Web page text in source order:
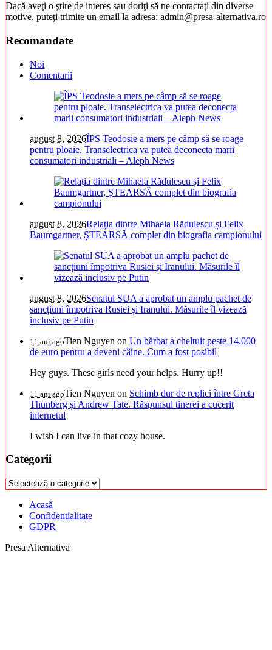
Dacă aveţi o ştire de interes sau doriţi să ne contactaţi din diverse
motive, puteţi trimite un email la adresa: admin@presa-alternativa.ro
Recomandate
Noi
Comentarii
august 8, 2026ÎPS Teodosie a mers pe câmp să se roage
pentru ploaie. Transelectrica va putea deconecta marii
consumatori industriali – Aleph News
august 8, 2026Relația dintre Mihaela Rădulescu și Felix
Baumgartner, ȘTEARSĂ complet din biografia campionului
august 8, 2026Senatul SUA a aprobat un amplu pachet de
sancțiuni împotriva Rusiei și Iranului. Măsurile îl vizează
inclusiv pe Putin
11 ani agoTien Nguyen on Un bărbat a cheltuit peste 14.000
de euro pentru a deveni câine. Cum a fost posibil
Hey guys. These girls need your helps. Hurry up!!
11 ani agoTien Nguyen on Schimb dur de replici între Greta
Thunberg și Andrew Tate. Răspunsul tinerei a cucerit
internetul
I wish I can live in that cozy house.
Categorii
Categorii
Acasă
Confidentialitate
GDPR
Presa Alternativa